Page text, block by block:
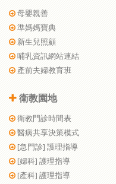
母嬰親善
準媽媽寶典
新生兒照顧
哺乳資訊網站連結
產前夫婦教育班
衛教園地
衛教門診時間表
醫病共享決策模式
[急門診] 護理指導
[婦科] 護理指導
[產科] 護理指導